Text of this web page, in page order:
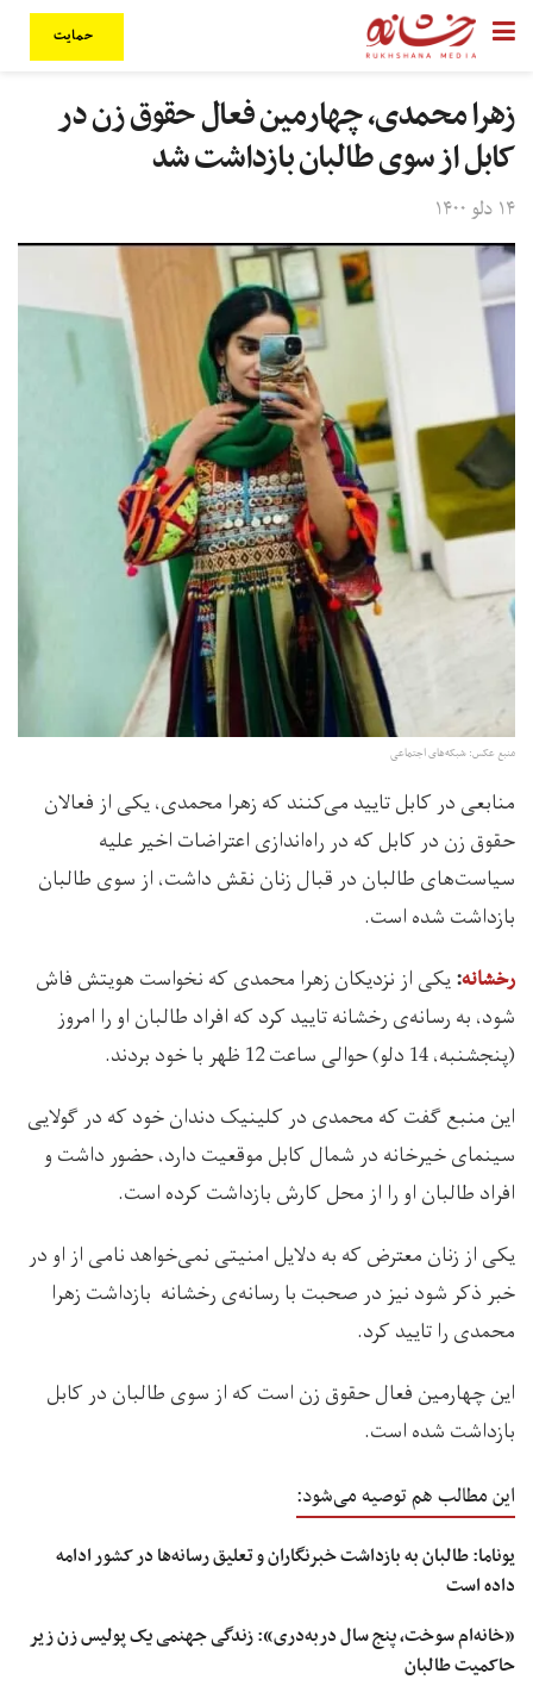
حمایت
زهرا محمدی، چهارمین فعال حقوق زن در
کابل از سوی طالبان بازداشت شد
۱۴ دلو ۱۴۰۰
منبع عکس: شبکه‌های اجتماعی
منابعی در کابل تایید می‌کنند که زهرا محمدی، یکی از فعالان
حقوق زن در کابل که در راه‌اندازی اعتراضات اخیر علیه
سیاست‌های طالبان در قبال زنان نقش داشت، از سوی طالبان
بازداشت شده است.
رخشانه:‌ یکی از نزدیکان زهرا محمدی که نخواست هویتش فاش
شود، به رسانه‌ی رخشانه تایید کرد که افراد طالبان او را امروز
(پنجشنبه، 14 دلو) حوالی ساعت 12 ظهر با خود بردند.
این منبع گفت که محمدی در کلینیک دندان خود که در گولایی
سینمای خیرخانه در شمال کابل موقعیت دارد، حضور داشت و
افراد طالبان او را از محل کارش بازداشت کرده است.
یکی از زنان معترض که به دلایل امنیتی نمی‌خواهد نامی از او در
خبر ذکر شود نیز در صحبت با رسانه‌ی رخشانه بازداشت زهرا
محمدی را تایید کرد.
این چهارمین فعال حقوق زن است که از سوی طالبان در کابل
بازداشت شده است.
این مطالب هم توصیه می‌شود:
یوناما: طالبان به بازداشت خبرنگاران و تعلیق رسانه‌ها در کشور ادامه
داده است
«خانه‌ام سوخت، پنج سال دربه‌دری»: زندگی جهنمی یک پولیس زن زیر
حاکمیت طالبان